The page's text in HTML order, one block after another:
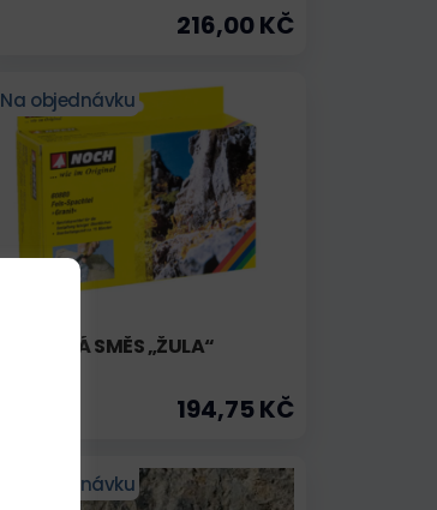
216,00 KČ
Na objednávku
KAMENNÁ SMĚS „ŽULA“
194,75 KČ
Na objednávku